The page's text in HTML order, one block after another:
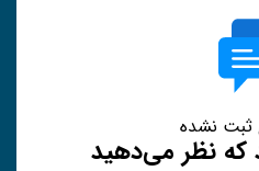
ثبت نشده
که نظر می‌دهید